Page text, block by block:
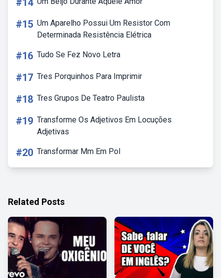
#14
#15 Um Aparelho Possui Um Resistor Com
Determinada Resistência Elétrica
#16 Tudo Se Fez Novo Letra
#17 Tres Porquinhos Para Imprimir
#18 Tres Grupos De Teatro Paulista
#19 Transforme Os Adjetivos Em Locuções
Adjetivas
#20 Transformar Mm Em Pol
Related Posts